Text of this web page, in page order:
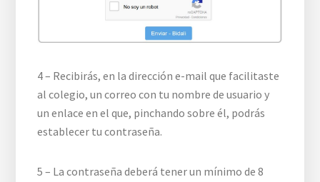
4 – Recibirás, en la dirección e-mail que facilitaste
al colegio, un correo con tu nombre de usuario y
un enlace en el que, pinchando sobre él, podrás
establecer tu contraseña.
5 – La contraseña deberá tener un mínimo de 8